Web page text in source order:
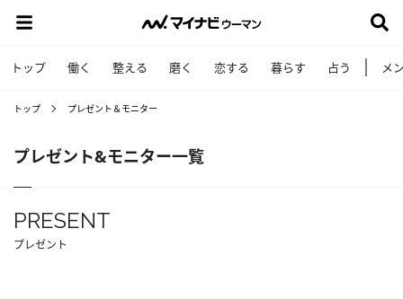
トップ 働く 整える 磨く 恋する 暮らす 占う メ
トップ プレゼント＆モニター
プレゼント&モニター一覧
PRESENT
プレゼント